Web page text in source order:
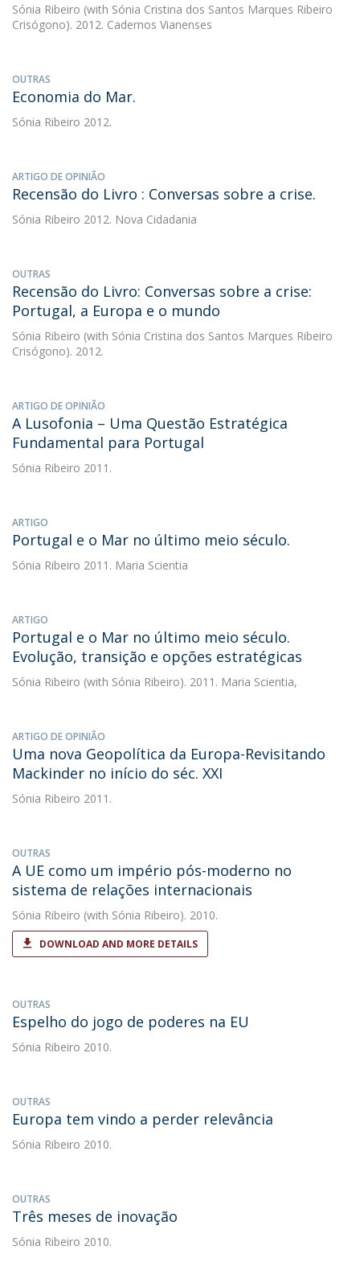
Sónia Ribeiro (with Sónia Cristina dos Santos Marques Ribeiro
Crisógono). 2012. Cadernos Vianenses
OUTRAS
Economia do Mar.
Sónia Ribeiro 2012.
ARTIGO DE OPINIÃO
Recensão do Livro : Conversas sobre a crise.
Sónia Ribeiro 2012. Nova Cidadania
OUTRAS
Recensão do Livro: Conversas sobre a crise:
Portugal, a Europa e o mundo
Sónia Ribeiro (with Sónia Cristina dos Santos Marques Ribeiro
Crisógono). 2012.
ARTIGO DE OPINIÃO
A Lusofonia – Uma Questão Estratégica
Fundamental para Portugal
Sónia Ribeiro 2011.
ARTIGO
Portugal e o Mar no último meio século.
Sónia Ribeiro 2011. Maria Scientia
ARTIGO
Portugal e o Mar no último meio século.
Evolução, transição e opções estratégicas
Sónia Ribeiro (with Sónia Ribeiro). 2011. Maria Scientia,
ARTIGO DE OPINIÃO
Uma nova Geopolítica da Europa-Revisitando
Mackinder no início do séc. XXI
Sónia Ribeiro 2011.
OUTRAS
A UE como um império pós-moderno no
sistema de relações internacionais
Sónia Ribeiro (with Sónia Ribeiro). 2010.
DOWNLOAD AND MORE DETAILS
OUTRAS
Espelho do jogo de poderes na EU
Sónia Ribeiro 2010.
OUTRAS
Europa tem vindo a perder relevância
Sónia Ribeiro 2010.
OUTRAS
Três meses de inovação
Sónia Ribeiro 2010.